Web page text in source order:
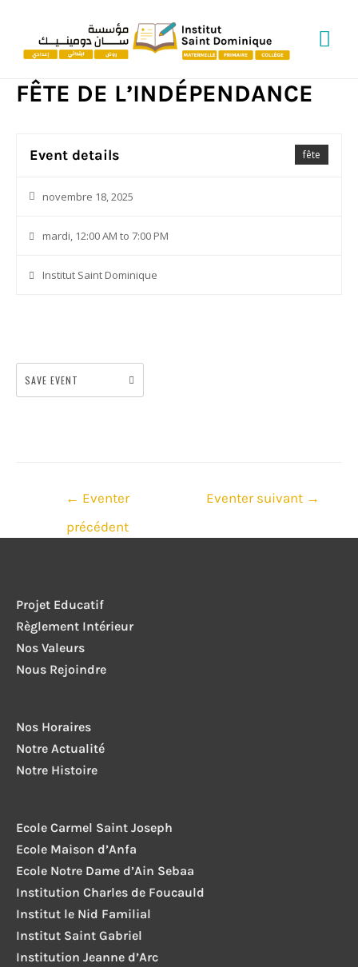
FÊTE DE L’INDÉPENDANCE
fête
Event details
novembre 18, 2025
mardi, 12:00 AM to 7:00 PM
Institut Saint Dominique
SAVE EVENT
Navigation
← Eventer
précédent
Eventer suivant →
Projet Educatif
Règlement Intérieur
Nos Valeurs
Nous Rejoindre
Nos Horaires
Notre Actualité
Notre Histoire
Ecole Carmel Saint Joseph
Ecole Maison d’Anfa
Ecole Notre Dame d’Ain Sebaa
Institution Charles de Foucauld
Institut le Nid Familial
Institut Saint Gabriel
Institution Jeanne d’Arc